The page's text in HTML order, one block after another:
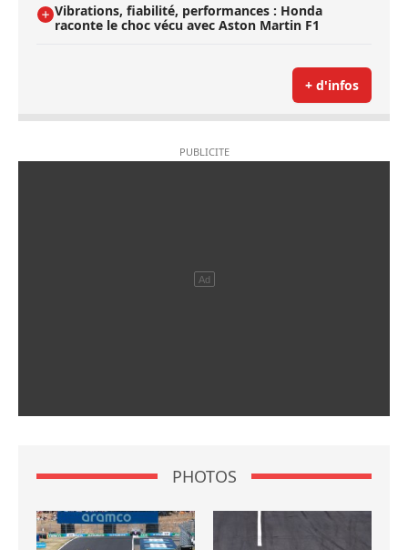
Vibrations, fiabilité, performances : Honda
raconte le choc vécu avec Aston Martin F1
+ d'infos
PHOTOS